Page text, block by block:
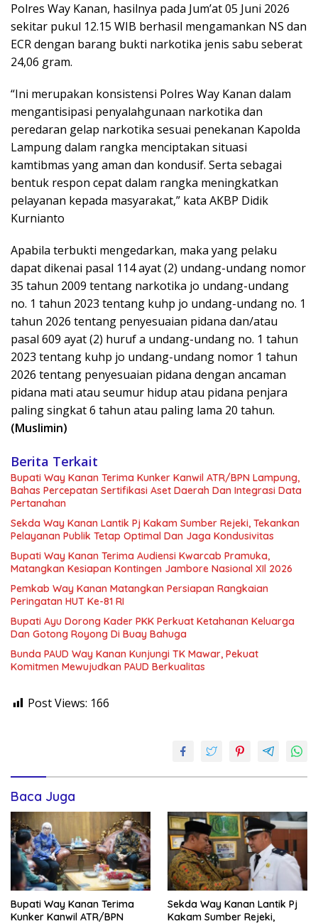
Polres Way Kanan, hasilnya pada Jum’at 05 Juni 2026
sekitar pukul 12.15 WIB berhasil mengamankan NS dan
ECR dengan barang bukti narkotika jenis sabu seberat
24,06 gram.
“Ini merupakan konsistensi Polres Way Kanan dalam
mengantisipasi penyalahgunaan narkotika dan
peredaran gelap narkotika sesuai penekanan Kapolda
Lampung dalam rangka menciptakan situasi
kamtibmas yang aman dan kondusif. Serta sebagai
bentuk respon cepat dalam rangka meningkatkan
pelayanan kepada masyarakat,” kata AKBP Didik
Kurnianto
Apabila terbukti mengedarkan, maka yang pelaku
dapat dikenai pasal 114 ayat (2) undang-undang nomor
35 tahun 2009 tentang narkotika jo undang-undang
no. 1 tahun 2023 tentang kuhp jo undang-undang no. 1
tahun 2026 tentang penyesuaian pidana dan/atau
pasal 609 ayat (2) huruf a undang-undang no. 1 tahun
2023 tentang kuhp jo undang-undang nomor 1 tahun
2026 tentang penyesuaian pidana dengan ancaman
pidana mati atau seumur hidup atau pidana penjara
paling singkat 6 tahun atau paling lama 20 tahun.
(Muslimin)
Berita Terkait
Bupati Way Kanan Terima Kunker Kanwil ATR/BPN Lampung,
Bahas Percepatan Sertifikasi Aset Daerah Dan Integrasi Data
Pertanahan
Sekda Way Kanan Lantik Pj Kakam Sumber Rejeki, Tekankan
Pelayanan Publik Tetap Optimal Dan Jaga Kondusivitas
Bupati Way Kanan Terima Audiensi Kwarcab Pramuka,
Matangkan Kesiapan Kontingen Jambore Nasional XIl 2026
Pemkab Way Kanan Matangkan Persiapan Rangkaian
Peringatan HUT Ke-81 RI
Bupati Ayu Dorong Kader PKK Perkuat Ketahanan Keluarga
Dan Gotong Royong Di Buay Bahuga
Bunda PAUD Way Kanan Kunjungi TK Mawar, Pekuat
Komitmen Mewujudkan PAUD Berkualitas
Post Views: 166
Baca Juga
Bupati Way Kanan Terima
Kunker Kanwil ATR/BPN
Sekda Way Kanan Lantik Pj
Kakam Sumber Rejeki,